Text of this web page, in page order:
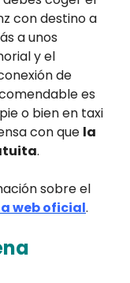
con destino a
a unos
y el
de
es
o bien en taxi
con que la
.
sobre el
web oficial.